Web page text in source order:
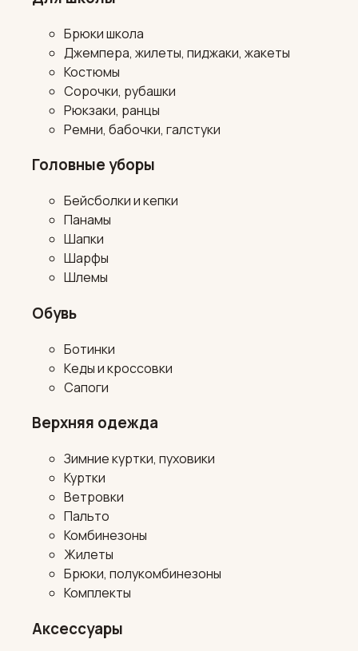
Брюки школа
Джемпера, жилеты, пиджаки, жакеты
Костюмы
Сорочки, рубашки
Рюкзаки, ранцы
Ремни, бабочки, галстуки
Головные уборы
Бейсболки и кепки
Панамы
Шапки
Шарфы
Шлемы
Обувь
Ботинки
Кеды и кроссовки
Сапоги
Верхняя одежда
Зимние куртки, пуховики
Куртки
Ветровки
Пальто
Комбинезоны
Жилеты
Брюки, полукомбинезоны
Комплекты
Аксессуары